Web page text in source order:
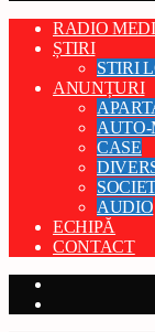
RADIO
ȘTIRI
STIRI
ANUNȚURI
AUTO-
CASE
AUDIO
ECHIPĂ
CONTACT